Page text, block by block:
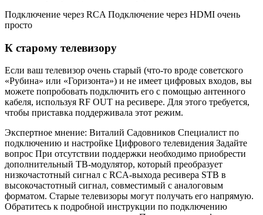
Подключение через RCA Подключение через HDMI очень
просто
К старому телевизору
Если ваш телевизор очень старый (что-то вроде советского
«Рубина» или «Горизонта») и не имеет цифровых входов, вы
можете попробовать подключить его с помощью антенного
кабеля, используя RF OUT на ресивере. Для этого требуется,
чтобы приставка поддерживала этот режим.
Экспертное мнение: Виталий Садовников Специалист по
подключению и настройке Цифрового телевидения Задайте
вопрос При отсутствии поддержки необходимо приобрести
дополнительный ТВ-модулятор, который преобразует
низкочастотный сигнал с RCA-выхода ресивера STB в
высокочастотный сигнал, совместимый с аналоговым
форматом. Старые телевизоры могут получать его напрямую.
Обратитесь к подробной инструкции по подключению